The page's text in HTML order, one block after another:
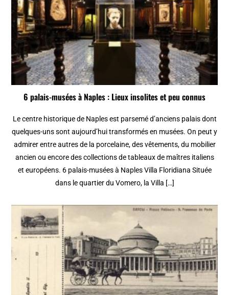
6 palais-musées à Naples : Lieux insolites et peu connus
Le centre historique de Naples est parsemé d’anciens palais dont
quelques-uns sont aujourd’hui transformés en musées. On peut y
admirer entre autres de la porcelaine, des vêtements, du mobilier
ancien ou encore des collections de tableaux de maîtres italiens
et européens. 6 palais-musées à Naples Villa Floridiana Située
dans le quartier du Vomero, la Villa […]